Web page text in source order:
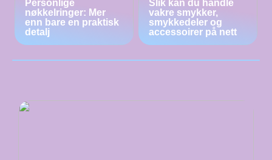
Personlige
nøkkelringer: Mer
enn bare en praktisk
detalj
Slik kan du handle
vakre smykker,
smykkedeler og
accessoirer på nett